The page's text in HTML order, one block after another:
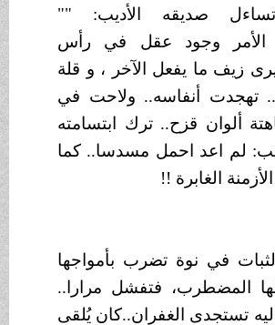
صديقه الأديب: ""
وجود عقل في رأس
زيف ما يفعل الآخر ، و قلة
أنفاسه.. ولاحت في
ألوان قزح.. ترك ابتسامته
لم اعد احمل مسدسا.. كما
الغابرة !!
في نوة تضرب بأمواجها
المضطرب، فتفشل مرارا..
تستجدى الغفران..كان يُلقى